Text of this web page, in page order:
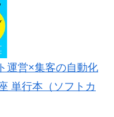
運営×集客の自動化
単行本（ソフトカ